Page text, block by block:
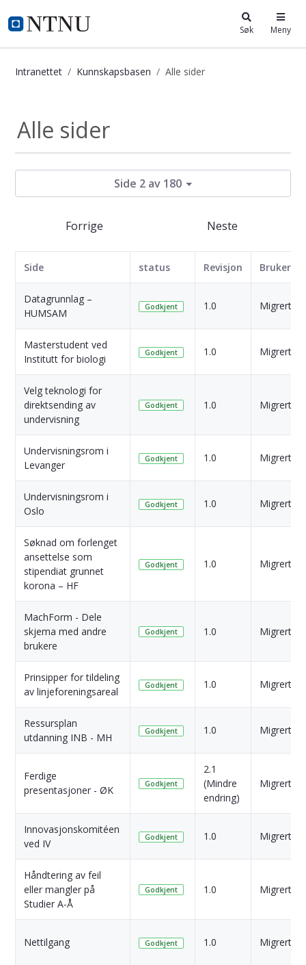
i.ntnu.no Søk Meny
Intranettet Kunnskapsbasen Alle sider
Alle sider
Side 2 av 180
Forrige Neste
Side status Revisjon Bruker
Datagrunnlag –
HUMSAM
Godkjent 1.0 Migrert
Masterstudent ved
Institutt for biologi
Godkjent 1.0 Migrert
Velg teknologi for
direktsending av
undervisning
Godkjent 1.0 Migrert
Undervisningsrom i
Levanger
Godkjent 1.0 Migrert
Undervisningsrom i
Oslo
Godkjent 1.0 Migrert
Søknad om forlenget
ansettelse som
stipendiat grunnet
korona – HF
Godkjent 1.0 Migrert
MachForm - Dele
skjema med andre
brukere
Godkjent 1.0 Migrert
Prinsipper for tildeling
av linjeforeningsareal
Godkjent 1.0 Migrert
Ressursplan
utdanning INB - MH
Godkjent 1.0 Migrert
Ferdige
presentasjoner - ØK
Godkjent
2.1
(Mindre
endring)
Migrert
Innovasjonskomitéen
ved IV
Godkjent 1.0 Migrert
Håndtering av feil
eller mangler på
Studier A-Å
Godkjent 1.0 Migrert
Nettilgang Godkjent 1.0 Migrert